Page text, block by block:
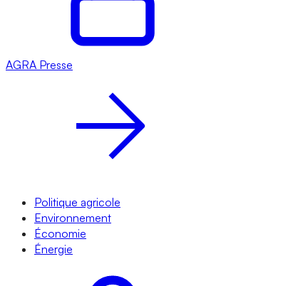
AGRA Presse
Politique agricole
Environnement
Économie
Énergie